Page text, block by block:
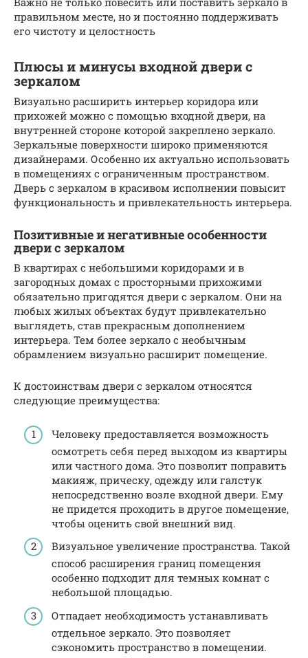
правильном месте, но и постоянно поддерживать
его чистоту и целостность
Плюсы и минусы входной двери с
зеркалом
Визуально расширить интерьер коридора или
прихожей можно с помощью входной двери, на
внутренней стороне которой закреплено зеркало.
Зеркальные поверхности широко применяются
дизайнерами. Особенно их актуально использовать
в помещениях с ограниченным пространством.
Дверь с зеркалом в красивом исполнении повысит
функциональность и привлекательность интерьера.
Позитивные и негативные особенности
двери с зеркалом
В квартирах с небольшими коридорами и в
загородных домах с просторными прихожими
обязательно пригодятся двери с зеркалом. Они на
любых жилых объектах будут привлекательно
выглядеть, став прекрасным дополнением
интерьера. Тем более зеркало с необычным
обрамлением визуально расширит помещение.
К достоинствам двери с зеркалом относятся
следующие преимущества:
Человеку предоставляется возможность
осмотреть себя перед выходом из квартиры
или частного дома. Это позволит поправить
макияж, прическу, одежду или галстук
непосредственно возле входной двери. Ему
не придется проходить в другое помещение,
чтобы оценить свой внешний вид.
Визуальное увеличение пространства. Такой
способ расширения границ помещения
особенно подходит для темных комнат с
небольшой площадью.
Отпадает необходимость устанавливать
отдельное зеркало. Это позволяет
сэкономить пространство в помещении.